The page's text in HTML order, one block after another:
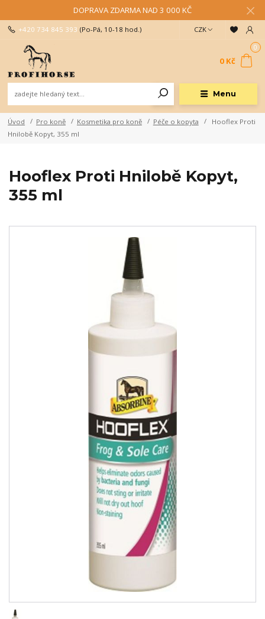
DOPRAVA ZDARMA NAD 3 000 KČ
Menu
CZK
+420 734 845 393 (Po-Pá, 10-18 hod.)
0
0 Kč
Úvod Pro koně Kosmetika pro koně Péče o kopyta
Hooflex Proti
Hnilobě Kopyt, 355 ml
Hooflex Proti Hnilobě Kopyt,
355 ml